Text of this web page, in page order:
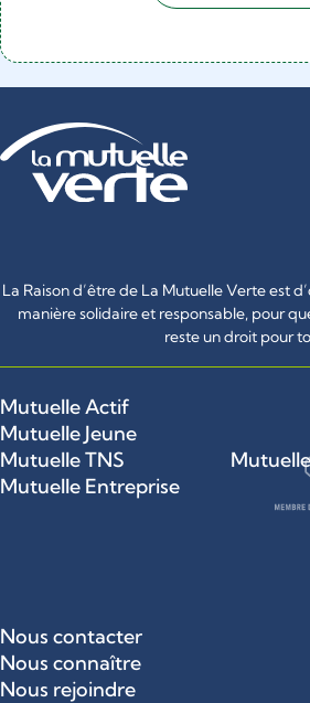
La Raison d’être de La Mutuelle Verte est
manière solidaire et responsable, pour
reste un droit pour
Mutuelle Actif
Mutuelle Jeune
Mutuelle TNS
Mutuelle Entreprise
Nous contacter
Nous connaître
Nous rejoindre